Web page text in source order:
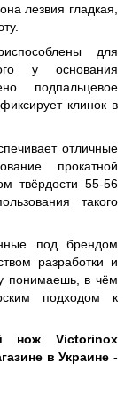
лезвия гладкая,
для
у основания
подпальцевое
клинок в
отличные
прокатной
твёрдости 55-56
такого
под брендом
разработки и
понимаешь, в чём
подходом к
нож Victorinox
в Украине -